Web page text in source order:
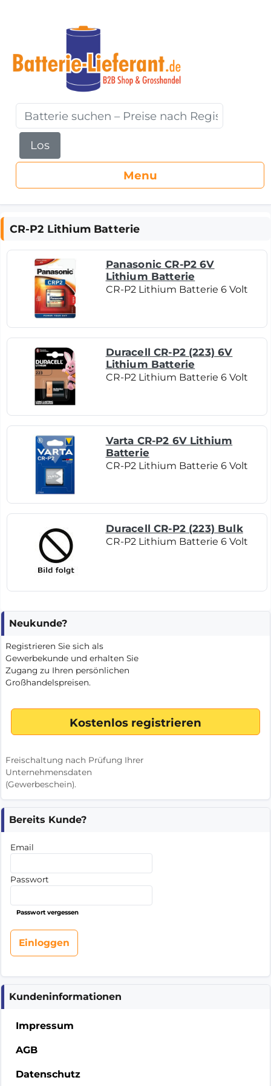
Los
CR-P2 Lithium Batterie
Panasonic CR-P2 6V
Lithium Batterie
CR-P2 Lithium Batterie 6 Volt
Duracell CR-P2 (223) 6V
Lithium Batterie
CR-P2 Lithium Batterie 6 Volt
Varta CR-P2 6V Lithium
Batterie
CR-P2 Lithium Batterie 6 Volt
Duracell CR-P2 (223) Bulk
CR-P2 Lithium Batterie 6 Volt
Neukunde?
Registrieren Sie sich als
Gewerbekunde und erhalten Sie
Zugang zu Ihren persönlichen
Großhandelspreisen.
Freischaltung nach Prüfung Ihrer
Unternehmensdaten
(Gewerbeschein).
Bereits Kunde?
Email
Passwort
Passwort vergessen
Kundeninformationen
Impressum
AGB
Datenschutz